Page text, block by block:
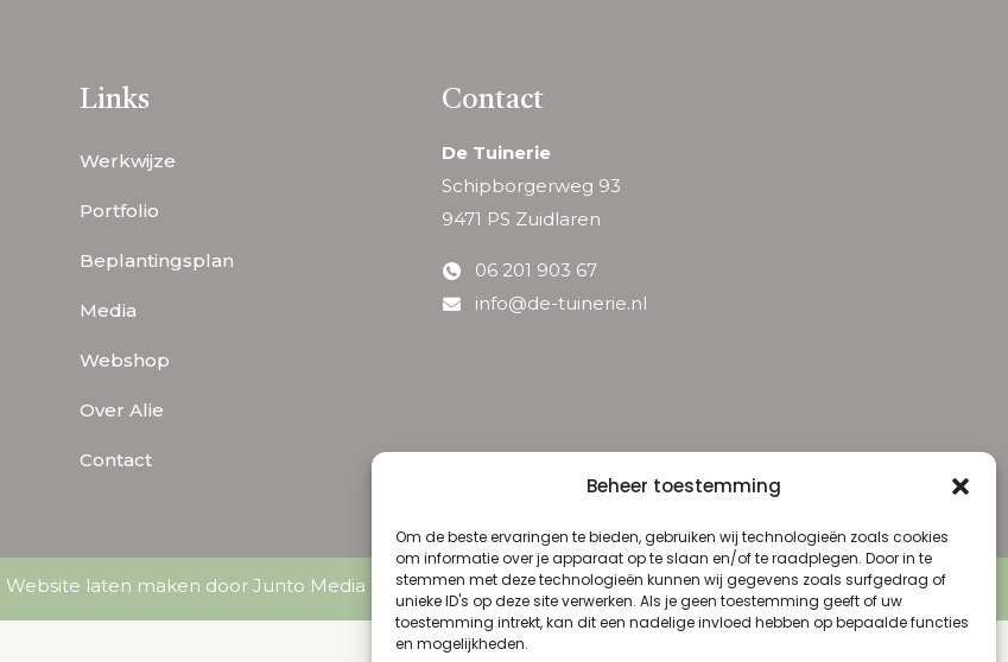
Beheer toestemming
Om de beste ervaringen te bieden, gebruiken wij technologieën zoals cookies
om informatie over je apparaat op te slaan en/of te raadplegen. Door in te
stemmen met deze technologieën kunnen wij gegevens zoals surfgedrag of
unieke ID's op deze site verwerken. Als je geen toestemming geeft of uw
toestemming intrekt, kan dit een nadelige invloed hebben op bepaalde functies
en mogelijkheden.
Links
Werkwijze
Portfolio
Beplantingsplan
Media
Webshop
Over Alie
Contact
Contact
De Tuinerie
Schipborgerweg 93
9471 PS Zuidlaren
06 201 903 67
info@de-tuinerie.nl
Website laten maken door Junto Media Algemene Voorwaarden